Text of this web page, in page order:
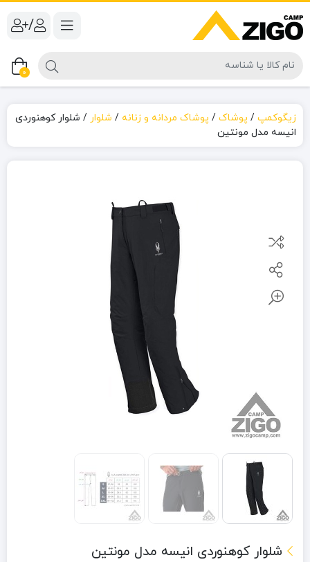
/
0
زیگوکمپ / پوشاک / پوشاک مردانه و زنانه / شلوار / شلوار کوهنوردی
انیسه مدل مونتین
شلوار کوهنوردی انیسه مدل مونتین